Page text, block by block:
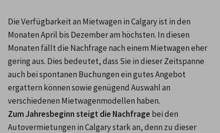
Die Verfügbarkeit an Mietwagen in Calgary ist in den
Monaten April bis Dezember am höchsten. In diesen
Monaten fällt die Nachfrage nach einem Mietwagen eher
gering aus. Dies bedeutet, dass Sie in dieser Zeitspanne
auch bei spontanen Buchungen ein gutes Angebot
ergattern können sowie genügend Auswahl an
verschiedenen Mietwagenmodellen haben.
Zum Jahresbeginn steigt die Nachfrage bei den
Autovermietungen in Calgary stark an, denn zu dieser